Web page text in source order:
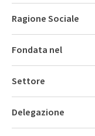
Ragione Sociale
Fondata nel
Settore
Delegazione